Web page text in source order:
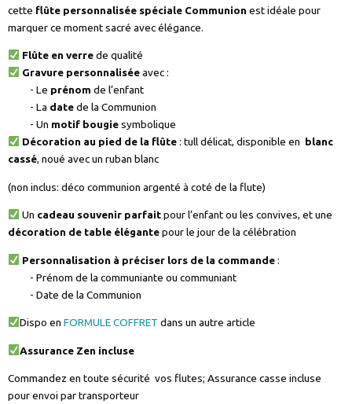
cette flûte personnalisée spéciale Communion est idéale pour
marquer ce moment sacré avec élégance.
Flûte en verrede qualité
Gravure personnaliséeavec :
- Le prénom de l’enfant
- La datede la Communion
- Un motif bougiesymbolique
Décoration au pied de la flûte: tull délicat, disponible en blanc
cassé, noué avec un ruban blanc
(non inclus: déco communion argenté à coté de la flute)
Un cadeau souvenir parfaitpour l’enfant ou les convives, et une
décoration de table élégantepour le jour de la célébration
Personnalisation à préciser lors de la commande:
- Prénom de la communiante ou communiant
- Date de la Communion
Dispo en FORMULE COFFRETdans un autre article
Assurance Zen incluse
Commandez en toute sécurité vos flutes; Assurance casse incluse
pour envoi par transporteur